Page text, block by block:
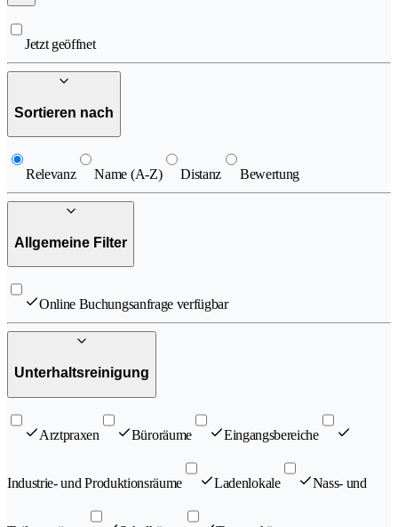
Jetzt geöffnet
Sortieren nach
Relevanz Name (A-Z) Distanz Bewertung
Allgemeine Filter
Online Buchungsanfrage verfügbar
Unterhaltsreinigung
Arztpraxen Büroräume Eingangsbereiche
Industrie- und Produktionsräume Ladenlokale Nass- und